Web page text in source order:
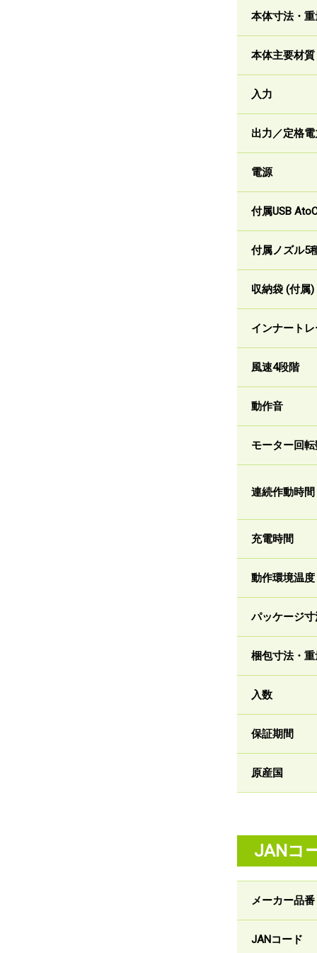
本体寸法・重
本体主要材質
入力
出力／定格
電源
付属USB
付属ノズル5
収納袋 (付属)
インナート
風速4段階
動作音
モーター回
連続作動時間
充電時間
動作環境温度
パッケージ
梱包寸法・重
入数
保証期間
原産国
JANコ
メーカー品番
JANコード